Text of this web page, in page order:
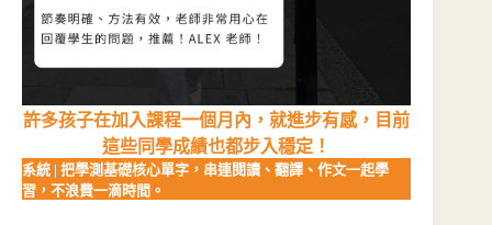
許多孩子在加入課程一個月內，就進步有感，目前
這些同學成績也都步入穩定！
系統 | 把學測基礎核心單字，串連閱讀、翻譯、作文一起學
習，不浪費一滴時間。